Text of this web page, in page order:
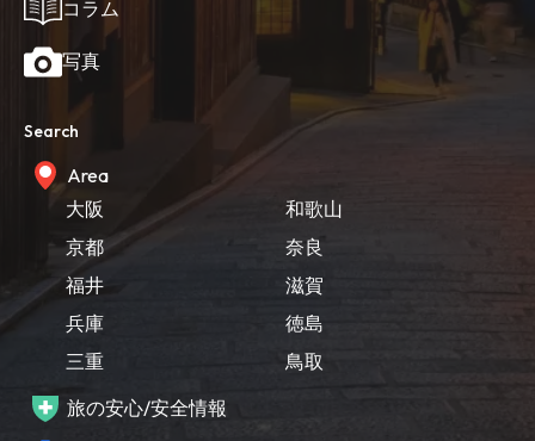
コラム
写真
Search
Area
大阪
京都
福井
兵庫
三重
和歌山
奈良
滋賀
徳島
鳥取
旅の安心/安全情報